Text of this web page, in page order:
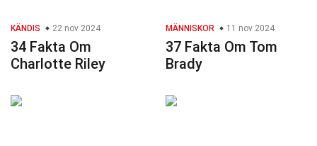
KÄNDIS 22 nov 2024
34 Fakta Om
Charlotte Riley
MÄNNISKOR 11 nov 2024
37 Fakta Om Tom
Brady